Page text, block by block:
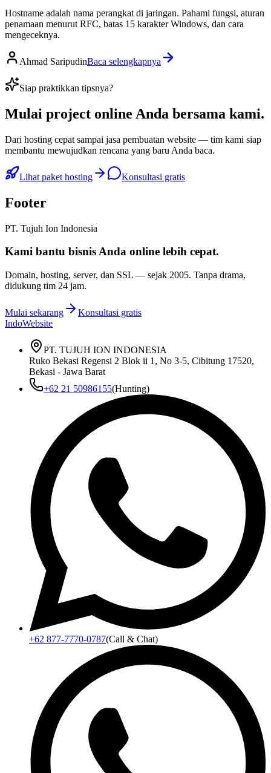
Hostname adalah nama perangkat di jaringan. Pahami fungsi, aturan
penamaan menurut RFC, batas 15 karakter Windows, dan cara
mengeceknya.
Ahmad SaripudinBaca selengkapnya
Siap praktikkan tipsnya?
Mulai project online Anda bersama kami.
Dari hosting cepat sampai jasa pembuatan website — tim kami siap
membantu mewujudkan rencana yang baru Anda baca.
Lihat paket hosting Konsultasi gratis
Footer
PT. Tujuh Ion Indonesia
Kami bantu bisnis Anda online lebih cepat.
Domain, hosting, server, dan SSL — sejak 2005. Tanpa drama,
didukung tim 24 jam.
Mulai sekarang
Konsultasi gratis
IndoWebsite
PT. TUJUH ION INDONESIA
Ruko Bekasi Regensi 2 Blok ii 1, No 3-5, Cibitung 17520,
Bekasi - Jawa Barat
+62 21 50986155(Hunting)
+62 877-7770-0787(Call & Chat)